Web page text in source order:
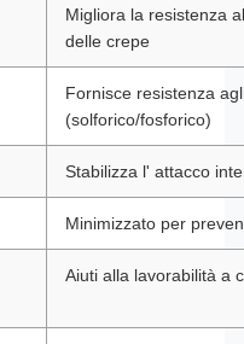
Migliora la resistenza
delle crepe
Fornisce resistenza
(solforico/fosforico)
Stabilizza l' attacco
Minimizzato per
Aiuti alla lavorabilità a